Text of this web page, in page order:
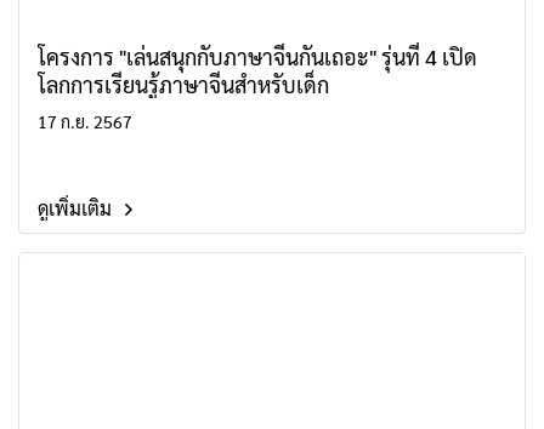
โครงการ "เล่นสนุกกับภาษาจีนกันเถอะ" รุ่นที่ 4 เปิด
โลกการเรียนรู้ภาษาจีนสำหรับเด็ก
17 ก.ย. 2567
ดูเพิ่มเติม